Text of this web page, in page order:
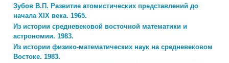
Зубов В.П. Развитие атомистических представлений до
начала XIX века. 1965.
Из истории средневековой восточной математики и
астрономии. 1983.
Из истории физико-математических наук на средневековом
Востоке. 1983.